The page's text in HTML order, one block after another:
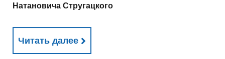
Натановича Стругацкого
Читать далее